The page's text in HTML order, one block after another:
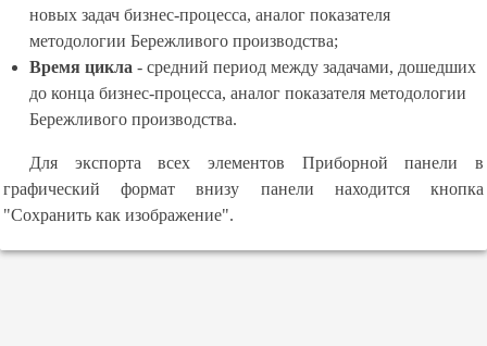
новых задач бизнес-процесса, аналог показателя
методологии Бережливого производства;
Время цикла - средний период между задачами, дошедших
до конца бизнес-процесса, аналог показателя методологии
Бережливого производства.
Для экспорта всех элементов Приборной панели в
графический формат внизу панели находится кнопка
"Сохранить как изображение".